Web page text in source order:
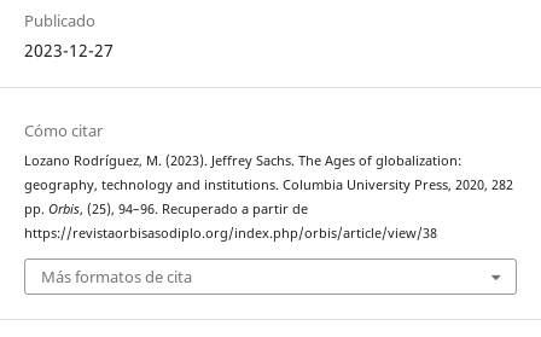
Publicado
2023-12-27
Cómo citar
Lozano Rodríguez, M. (2023). Jeffrey Sachs. The Ages of globalization:
geography, technology and institutions. Columbia University Press, 2020, 282
pp. Orbis, (25), 94–96. Recuperado a partir de
https://revistaorbisasodiplo.org/index.php/orbis/article/view/38
Más formatos de cita